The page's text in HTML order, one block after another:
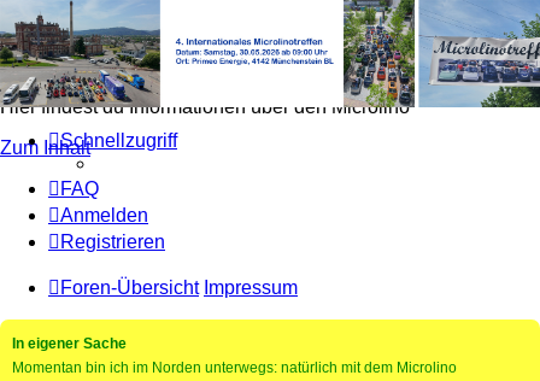
Microlino Forum
Hier findest du Informationen über den Microlino
Zum InhaltSchnellzugriff
FAQ
Anmelden
Registrieren
Foren-Übersicht Impressum
In eigener Sache
Momentan bin ich im Norden unterwegs: natürlich mit dem Microlino